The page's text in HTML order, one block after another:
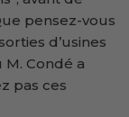
pensez-vous
d’usines
M. Condé a
pas ces